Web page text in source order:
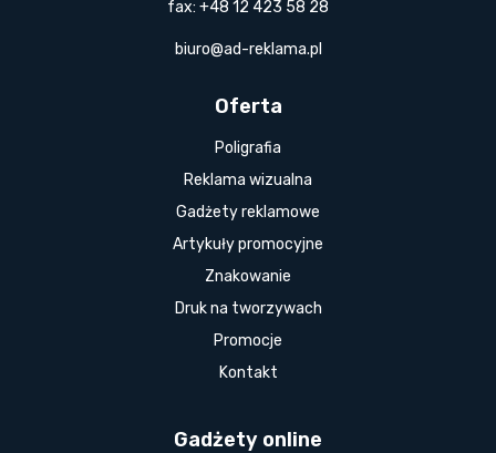
fax: +48 12 423 58 28
biuro@ad-reklama.pl
Oferta
Poligrafia
Reklama wizualna
Gadżety reklamowe
Artykuły promocyjne
Znakowanie
Druk na tworzywach
Promocje
Kontakt
Gadżety online